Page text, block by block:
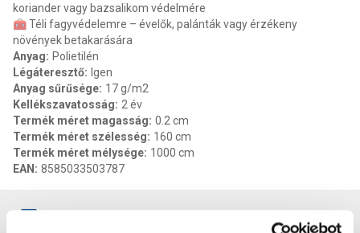
koriander vagy bazsalikom védelmére
🧰 Téli fagyvédelemre – évelők, palánták vagy érzékeny
növények betakarására
Anyag: Polietilén
Légáteresztő: Igen
Anyag sűrűsége: 17 g/m2
Kellékszavatosság: 2 év
Termék méret magasság: 0.2 cm
Termék méret szélesség: 160 cm
Termék méret mélysége: 1000 cm
EAN : 8585033503787